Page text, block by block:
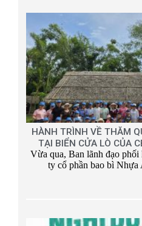
HÀNH TRÌNH VỀ THĂM
TẠI BIỂN CỬA LÒ CỦA
Vừa qua, Ban lãnh đạo
ty cổ phần bao bì Nhựa